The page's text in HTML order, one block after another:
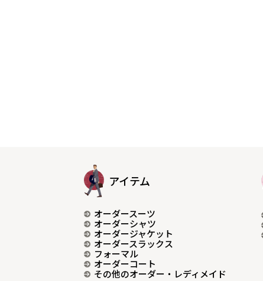
アイテム
オーダースーツ
オーダーシャツ
オーダージャケット
オーダースラックス
フォーマル
オーダーコート
その他のオーダー・レディメイド